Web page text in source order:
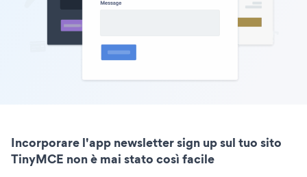
Incorporare l'app newsletter sign up sul tuo sito
TinyMCE non è mai stato così facile